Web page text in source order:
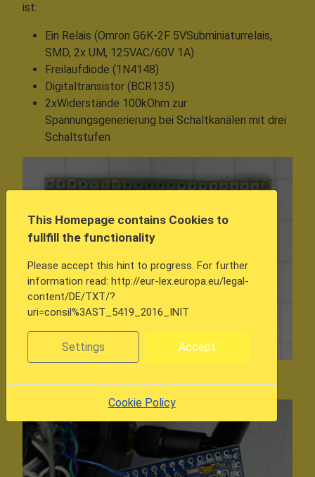
ist:
Ein Relais (Omron G6K-2F 5VSubminiaturrelais,
SMD, 2x UM, 125VAC/60V 1A)
Freilaufdiode (1N4148)
Digitaltransistor (BCR135)
2xWiderstände 100kOhm zur
Spannungsgenerierung bei Schaltkanälen mit drei
Schaltstufen
This Homepage contains Cookies to
fullfill the functionality
Please accept this hint to progress. For further
information read: http://eur-lex.europa.eu/legal-
content/DE/TXT/?
uri=consil%3AST_5419_2016_INIT
Settings Accept
Cookie Policy